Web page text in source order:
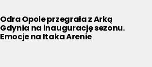
Odra Opole przegrała z Arką
Gdynia na inaugurację sezonu.
Emocje na Itaka Arenie